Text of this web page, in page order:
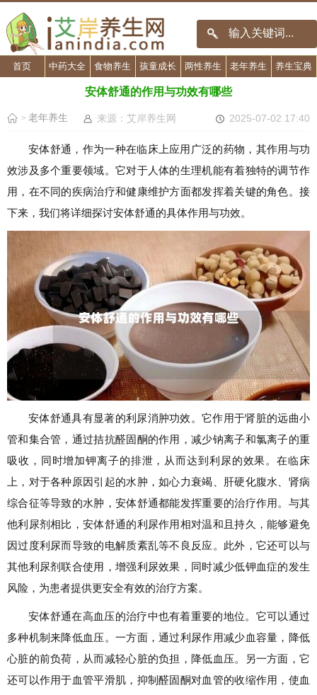
首页 中药大全 食物养生 孩童成长 两性养生 老年养生 养生宝典
安体舒通的作用与功效有哪些
> 老年养生 来源：艾岸养生网 2025-07-02 17:40
安体舒通，作为一种在临床上应用广泛的药物，其作用与功
效涉及多个重要领域。它对于人体的生理机能有着独特的调节作
用，在不同的疾病治疗和健康维护方面都发挥着关键的角色。接
下来，我们将详细探讨安体舒通的具体作用与功效。
安体舒通具有显著的利尿消肿功效。它作用于肾脏的远曲小
管和集合管，通过拮抗醛固酮的作用，减少钠离子和氯离子的重
吸收，同时增加钾离子的排泄，从而达到利尿的效果。在临床
上，对于各种原因引起的水肿，如心力衰竭、肝硬化腹水、肾病
综合征等导致的水肿，安体舒通都能发挥重要的治疗作用。与其
他利尿剂相比，安体舒通的利尿作用相对温和且持久，能够避免
因过度利尿而导致的电解质紊乱等不良反应。此外，它还可以与
其他利尿剂联合使用，增强利尿效果，同时减少低钾血症的发生
风险，为患者提供更安全有效的治疗方案。
安体舒通在高血压的治疗中也有着重要的地位。它可以通过
多种机制来降低血压。一方面，通过利尿作用减少血容量，降低
心脏的前负荷，从而减轻心脏的负担，降低血压。另一方面，它
还可以作用于血管平滑肌，抑制醛固酮对血管的收缩作用，使血